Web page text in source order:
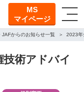
MS
マイページ
JAFからのお知らせ一覧 2023年
技術アドバイ